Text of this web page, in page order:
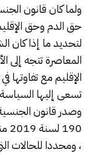
ولما كان قانون
حق الدم وحق
لتحديد ما إذا كان
المعاصرة تتجه إلى
الإقليم مع تفاوتها
تسعى إليها
، ومحددا للحالات